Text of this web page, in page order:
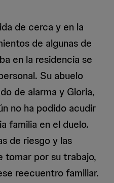
de cerca y en la
de algunas de
en la residencia se
Su abuelo
de alarma y Gloria,
no ha podido acudir
familia en el duelo.
de riesgo y las
tomar por su trabajo,
reecuentro familiar.